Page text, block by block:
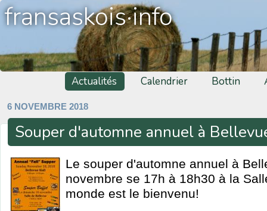
fransaskois·info
Actualités Calendrier Bottin
6 NOVEMBRE 2018
Souper d'automne annuel à
Le souper d'automne annuel à
novembre se 17h à 18h30 à la
monde est le bienvenu!